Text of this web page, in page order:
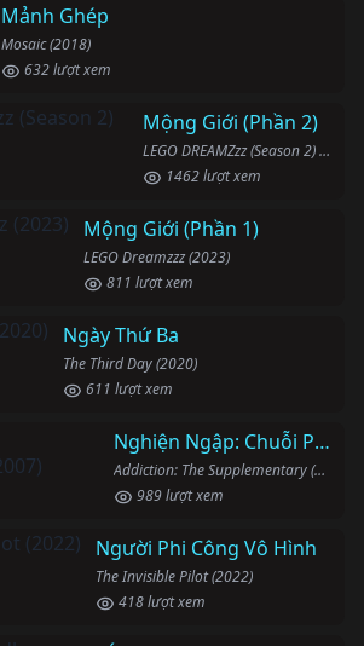
Mảnh Ghép
Mosaic (2018)
632 lượt xem
Mộng Giới (Phần 2)
LEGO DREAMZzz (Season 2) (2024)
1462 lượt xem
Mộng Giới (Phần 1)
LEGO Dreamzzz (2023)
811 lượt xem
Ngày Thứ Ba
The Third Day (2020)
611 lượt xem
Nghiện Ngập: Chuỗi Phim Bổ Trợ
Addiction: The Supplementary (2007)
989 lượt xem
Người Phi Công Vô Hình
The Invisible Pilot (2022)
418 lượt xem